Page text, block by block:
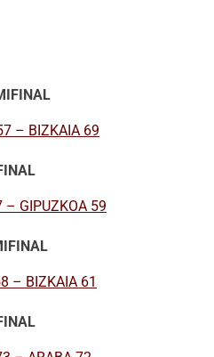
– BIZKAIA 69
– GIPUZKOA 59
– BIZKAIA 61